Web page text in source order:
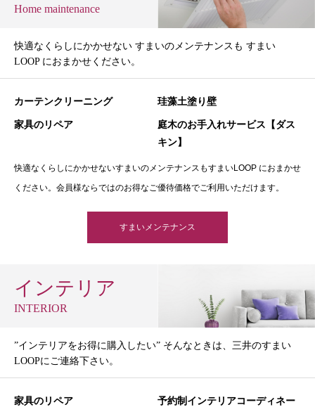
Home maintenance
快適なくらしにかかせない すまいのメンテナンスも すまい
LOOP におまかせください。
カーテンクリーニング 珪藻土塗り壁
家具のリペア
庭木のお手入れサービス【ダス
キン】
快適なくらしにかかせないすまいのメンテナンスもすまいLOOP におまかせ
ください。会員様ならではのお得なご優待価格でご利用いただけます。
すまいメンテナンス
インテリア
INTERIOR
”インテリアをお得に購入したい” そんなときは、三井のすまい
LOOPにご連絡下さい。
家具のリペア
予約制インテリアコーディネー